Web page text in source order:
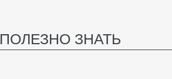
ПОЛЕЗНО ЗНАТЬ